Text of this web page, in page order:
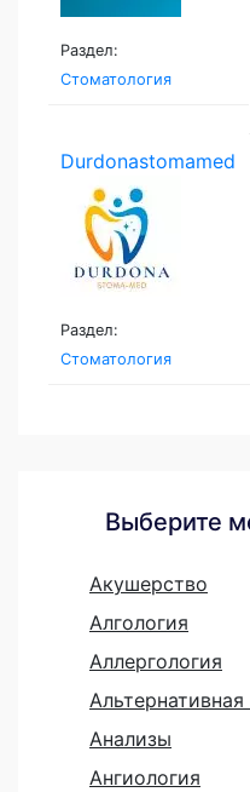
Раздел:
Стоматология
Durdonastomamed
Раздел:
Стоматология
Выберите
Акушерство
Алгология
Аллергология
Анализы
Ангиология